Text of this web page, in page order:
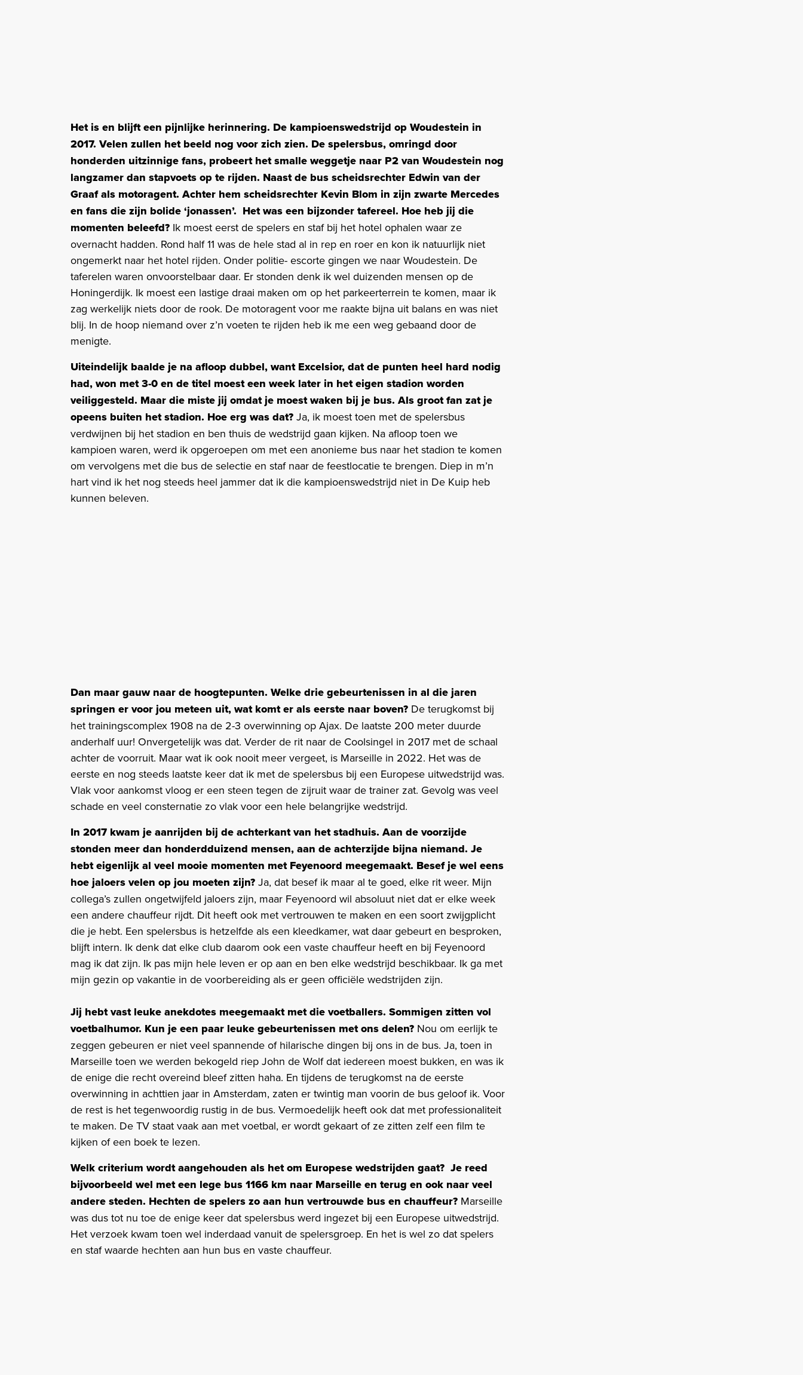
Het is en blijft een pijnlijke herinnering. De kampioenswedstrijd op Woudestein in
2017. Velen zullen het beeld nog voor zich zien. De spelersbus, omringd door
honderden uitzinnige fans, probeert het smalle weggetje naar P2 van Woudestein nog
langzamer dan stapvoets op te rijden. Naast de bus scheidsrechter Edwin van der
Graaf als motoragent. Achter hem scheidsrechter Kevin Blom in zijn zwarte Mercedes
en fans die zijn bolide ‘jonassen’. Het was een bijzonder tafereel. Hoe heb jij die
momenten beleefd? Ik moest eerst de spelers en staf bij het hotel ophalen waar ze
overnacht hadden. Rond half 11 was de hele stad al in rep en roer en kon ik natuurlijk niet
ongemerkt naar het hotel rijden. Onder politie- escorte gingen we naar Woudestein. De
taferelen waren onvoorstelbaar daar. Er stonden denk ik wel duizenden mensen op de
Honingerdijk. Ik moest een lastige draai maken om op het parkeerterrein te komen, maar ik
zag werkelijk niets door de rook. De motoragent voor me raakte bijna uit balans en was niet
blij. In de hoop niemand over z’n voeten te rijden heb ik me een weg gebaand door de
menigte.
Uiteindelijk baalde je na afloop dubbel, want Excelsior, dat de punten heel hard nodig
had, won met 3-0 en de titel moest een week later in het eigen stadion worden
veiliggesteld. Maar die miste jij omdat je moest waken bij je bus. Als groot fan zat je
opeens buiten het stadion. Hoe erg was dat? Ja, ik moest toen met de spelersbus
verdwijnen bij het stadion en ben thuis de wedstrijd gaan kijken. Na afloop toen we
kampioen waren, werd ik opgeroepen om met een anonieme bus naar het stadion te komen
om vervolgens met die bus de selectie en staf naar de feestlocatie te brengen. Diep in m’n
hart vind ik het nog steeds heel jammer dat ik die kampioenswedstrijd niet in De Kuip heb
kunnen beleven.
Dan maar gauw naar de hoogtepunten. Welke drie gebeurtenissen in al die jaren
springen er voor jou meteen uit, wat komt er als eerste naar boven? De terugkomst bij
het trainingscomplex 1908 na de 2-3 overwinning op Ajax. De laatste 200 meter duurde
anderhalf uur! Onvergetelijk was dat. Verder de rit naar de Coolsingel in 2017 met de schaal
achter de voorruit. Maar wat ik ook nooit meer vergeet, is Marseille in 2022. Het was de
eerste en nog steeds laatste keer dat ik met de spelersbus bij een Europese uitwedstrijd was.
Vlak voor aankomst vloog er een steen tegen de zijruit waar de trainer zat. Gevolg was veel
schade en veel consternatie zo vlak voor een hele belangrijke wedstrijd.
In 2017 kwam je aanrijden bij de achterkant van het stadhuis. Aan de voorzijde
stonden meer dan honderdduizend mensen, aan de achterzijde bijna niemand. Je
hebt eigenlijk al veel mooie momenten met Feyenoord meegemaakt. Besef je wel eens
hoe jaloers velen op jou moeten zijn? Ja, dat besef ik maar al te goed, elke rit weer. Mijn
collega’s zullen ongetwijfeld jaloers zijn, maar Feyenoord wil absoluut niet dat er elke week
een andere chauffeur rijdt. Dit heeft ook met vertrouwen te maken en een soort zwijgplicht
die je hebt. Een spelersbus is hetzelfde als een kleedkamer, wat daar gebeurt en besproken,
blijft intern. Ik denk dat elke club daarom ook een vaste chauffeur heeft en bij Feyenoord
mag ik dat zijn. Ik pas mijn hele leven er op aan en ben elke wedstrijd beschikbaar. Ik ga met
mijn gezin op vakantie in de voorbereiding als er geen officiële wedstrijden zijn.
Jij hebt vast leuke anekdotes meegemaakt met die voetballers. Sommigen zitten vol
voetbalhumor. Kun je een paar leuke gebeurtenissen met ons delen? Nou om eerlijk te
zeggen gebeuren er niet veel spannende of hilarische dingen bij ons in de bus. Ja, toen in
Marseille toen we werden bekogeld riep John de Wolf dat iedereen moest bukken, en was ik
de enige die recht overeind bleef zitten haha. En tijdens de terugkomst na de eerste
overwinning in achttien jaar in Amsterdam, zaten er twintig man voorin de bus geloof ik. Voor
de rest is het tegenwoordig rustig in de bus. Vermoedelijk heeft ook dat met professionaliteit
te maken. De TV staat vaak aan met voetbal, er wordt gekaart of ze zitten zelf een film te
kijken of een boek te lezen.
Welk criterium wordt aangehouden als het om Europese wedstrijden gaat? Je reed
bijvoorbeeld wel met een lege bus 1166 km naar Marseille en terug en ook naar veel
andere steden. Hechten de spelers zo aan hun vertrouwde bus en chauffeur? Marseille
was dus tot nu toe de enige keer dat spelersbus werd ingezet bij een Europese uitwedstrijd.
Het verzoek kwam toen wel inderdaad vanuit de spelersgroep. En het is wel zo dat spelers
en staf waarde hechten aan hun bus en vaste chauffeur.